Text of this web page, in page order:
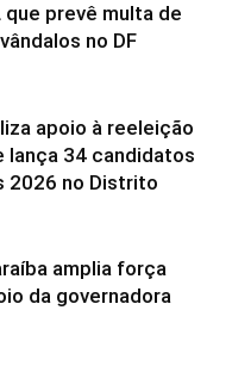
que prevê multa de
no DF
apoio à reeleição
lança 34 candidatos
2026 no Distrito
amplia força
da governadora